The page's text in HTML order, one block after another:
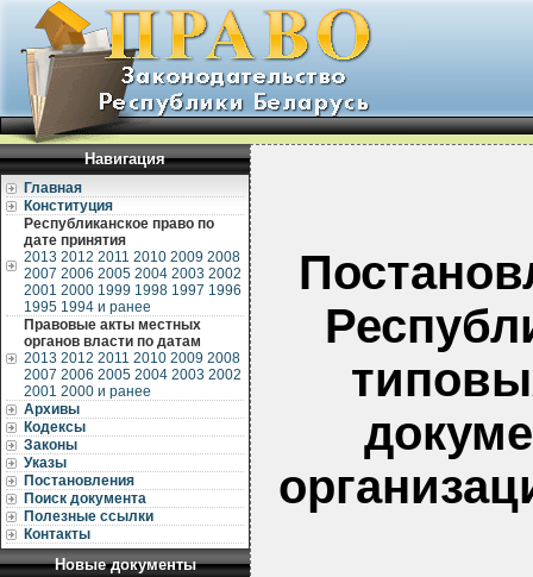
Навигация
Главная
Конституция
Республиканское право по
дате принятия
2013 2012 2011 2010 2009 2008
2007 2006 2005 2004 2003 2002
2001 2000 1999 1998 1997 1996
1995 1994 и ранее
Правовые акты местных
органов власти по датам
2013 2012 2011 2010 2009 2008
2007 2006 2005 2004 2003 2002
2001 2000 и ранее
Архивы
Кодексы
Законы
Указы
Постановления
Поиск документа
Полезные ссылки
Контакты
Новые документы